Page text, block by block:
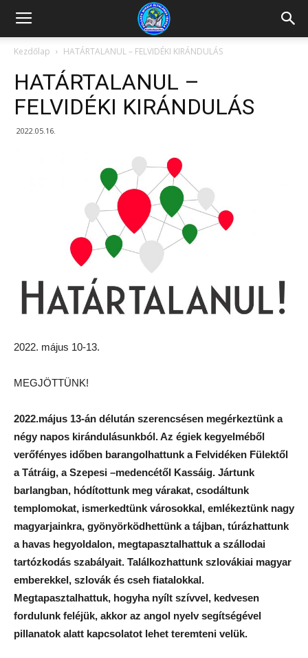
Kazincbarcikai
Pollack
Mihály
Kezdőlap HATÁRTALANUL – FELVIDÉKI KIRÁNDULÁS
HATÁRTALANUL –
FELVIDÉKI KIRÁNDULÁS
2022.05.16.
2022. május 10-13.
MEGJÖTTÜNK!
2022.május 13-án délután szerencsésen megérkeztünk a
négy napos kirándulásunkból. Az égiek kegyelméből
verőfényes időben barangolhattunk a Felvidéken Fülektől
a Tátráig, a Szepesi –medencétől Kassáig. Jártunk
barlangban, hódítottunk meg várakat, csodáltunk
templomokat, ismerkedtünk városokkal, emlékeztünk nagy
magyarjainkra, gyönyörködhettünk a tájban, túrázhattunk
a havas hegyoldalon, megtapasztalhattuk a szállodai
tartózkodás szabályait. Találkozhattunk szlovákiai magyar
emberekkel, szlovák és cseh fiatalokkal.
Megtapasztalhattuk, hogyha nyílt szívvel, kedvesen
fordulunk feléjük, akkor az angol nyelv segítségével
pillanatok alatt kapcsolatot lehet teremteni velük.